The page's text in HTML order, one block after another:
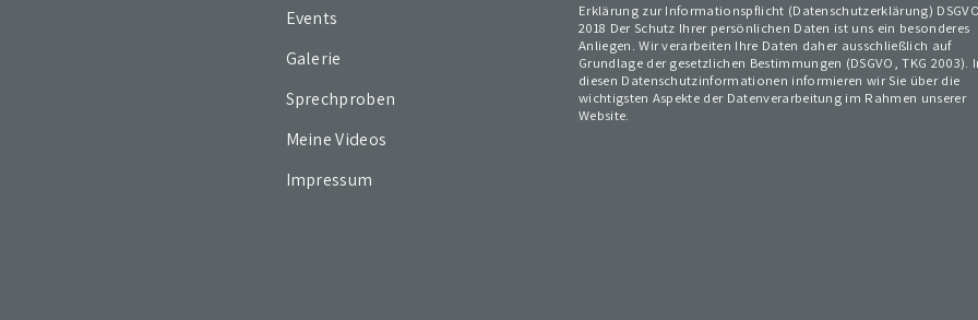
Events
Galerie
Sprechproben
Meine Videos
Impressum
Erklärung zur Informationspflicht (Datenschutzerklärung) DSGVO
2018 Der Schutz Ihrer persönlichen Daten ist uns ein besonderes
Anliegen. Wir verarbeiten Ihre Daten daher ausschließlich auf
Grundlage der gesetzlichen Bestimmungen (DSGVO, TKG 2003).
diesen Datenschutzinformationen informieren wir Sie über die
wichtigsten Aspekte der Datenverarbeitung im Rahmen unserer
Website.